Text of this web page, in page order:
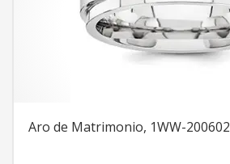
Aro de Matrimonio, 1WW-200602